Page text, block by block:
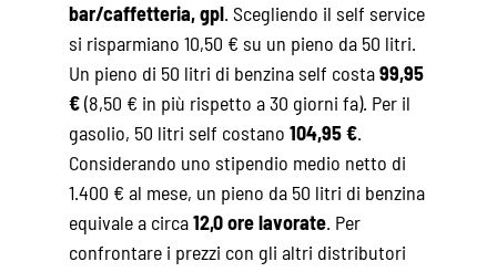
bar/caffetteria, gpl. Scegliendo il self service
si risparmiano 10,50 € su un pieno da 50 litri.
Un pieno di 50 litri di benzina self costa99,95
€(8,50 € in più rispetto a 30 giorni fa). Per il
gasolio, 50 litri self costano 104,95 €.
Considerando uno stipendio medio netto di
1.400 € al mese, un pieno da 50 litri di benzina
equivale a circa12,0 ore lavorate. Per
confrontare i prezzi con gli altri distributori